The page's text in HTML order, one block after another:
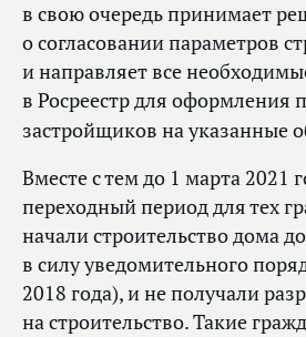
в свою очередь принимает
о согласовании параметров
и направляет все
в Росреестр для оформления
застройщиков на указанные
Вместе с тем до 1 марта 2021
переходный период для тех
начали строительство дома
в силу уведомительного
2018 года), и не получали
на строительство. Такие